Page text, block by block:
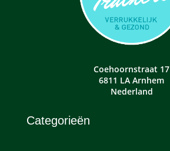
Coehoornstraat 17
6811 LA Arnhem
Nederland
Categorieën